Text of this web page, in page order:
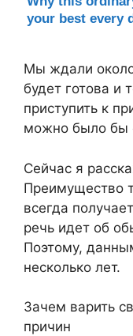
Мы ждали около
будет готова и
приступить к
можно было бы
Сейчас я
Преимущество
всегда
речь идет об
Поэтому,
несколько лет.
Зачем варить
причин